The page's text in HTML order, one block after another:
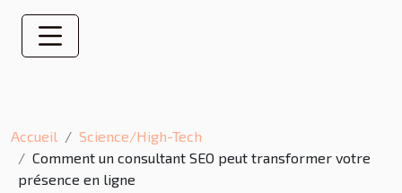
Accueil
Science/High-Tech
Comment un consultant SEO peut transformer votre
présence en ligne